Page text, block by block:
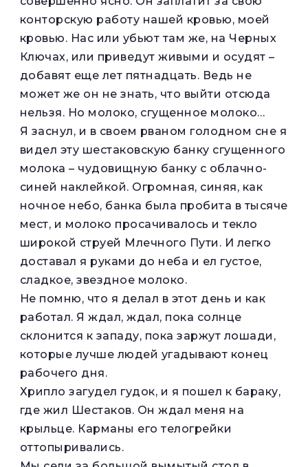
конторскую работу нашей кровью, моей
кровью. Нас или убьют там же, на Черных
Ключах, или приведут живыми и осудят –
добавят еще лет пятнадцать. Ведь не
может же он не знать, что выйти отсюда
нельзя. Но молоко, сгущенное молоко…
Я заснул, и в своем рваном голодном сне я
видел эту шестаковскую банку сгущенного
молока – чудовищную банку с облачно-
синей наклейкой. Огромная, синяя, как
ночное небо, банка была пробита в тысяче
мест, и молоко просачивалось и текло
широкой струей Млечного Пути. И легко
доставал я руками до неба и ел густое,
сладкое, звездное молоко.
Не помню, что я делал в этот день и как
работал. Я ждал, ждал, пока солнце
склонится к западу, пока заржут лошади,
которые лучше людей угадывают конец
рабочего дня.
Хрипло загудел гудок, и я пошел к бараку,
где жил Шестаков. Он ждал меня на
крыльце. Карманы его телогрейки
оттопыривались.